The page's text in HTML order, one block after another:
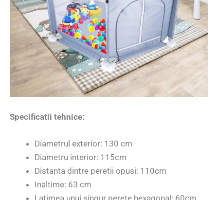
Specificatii tehnice:
Diametrul exterior: 130 cm
Diametru interior: 115cm
Distanta dintre peretii opusi: 110cm
Inaltime: 63 cm